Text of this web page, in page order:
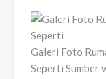
Galeri Foto
Seperti Sumber